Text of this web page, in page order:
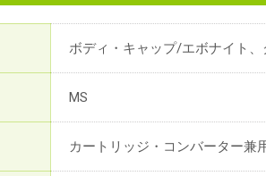
ボディ・キャップ/エボナイト
MS
カートリッジ・コンバーター兼